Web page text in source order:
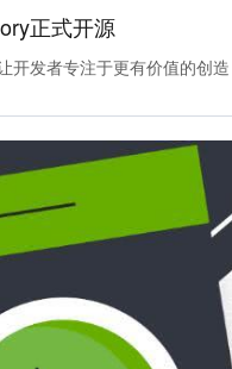
正式开源
开发者专注于更有价值的创造